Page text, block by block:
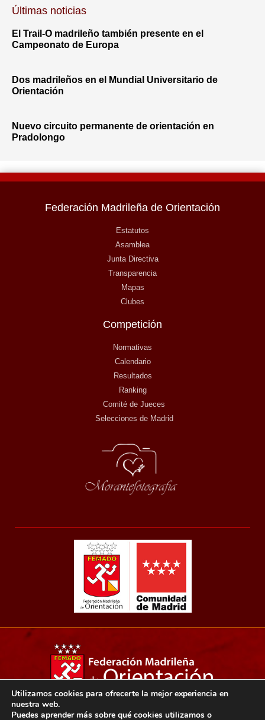
Últimas noticias
El Trail-O madrileño también presente en el
Campeonato de Europa
Dos madrileños en el Mundial Universitario de
Orientación
Nuevo circuito permanente de orientación en
Pradolongo
Federación Madrileña de Orientación
Estatutos
Asamblea
Junta Directiva
Transparencia
Mapas
Clubes
Competición
Normativas
Calendario
Resultados
Ranking
Comité de Jueces
Selecciones de Madrid
Copyright 2021© Federación madrileña de orientación.
Utilizamos cookies para ofrecerte la mejor experiencia en
nuestra web.
Puedes aprender más sobre qué cookies utilizamos o